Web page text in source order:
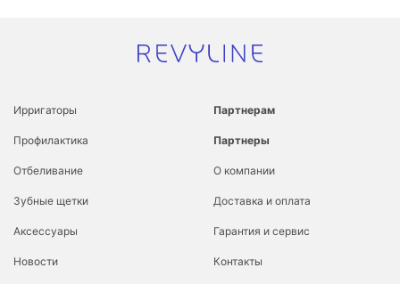
Ирригаторы
Профилактика
Отбеливание
Зубные щетки
Аксессуары
Новости
Партнерам
Партнеры
О компании
Доставка и оплата
Гарантия и сервис
Контакты